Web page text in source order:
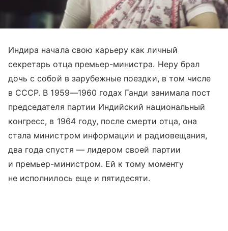
Индира начала свою карьеру как личный
секретарь отца премьер-министра. Неру брал
дочь с собой в зарубежные поездки, в том числе
в СССР. В 1959—1960 годах Ганди занимала пост
председателя партии Индийский национальный
конгресс, в 1964 году, после смерти отца, она
стала министром информации и радиовещания,
два года спустя — лидером своей партии
и премьер-министром. Ей к тому моменту
не исполнилось еще и пятидесяти.